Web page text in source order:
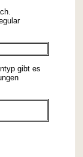
gibt es